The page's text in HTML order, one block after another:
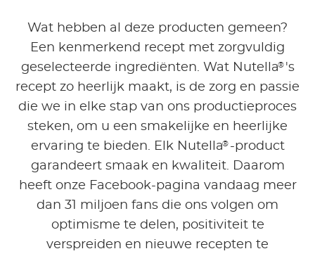
Wat hebben al deze producten gemeen?
Een kenmerkend recept met zorgvuldig
geselecteerde ingrediënten. Wat Nutella® 's
recept zo heerlijk maakt, is de zorg en passie
die we in elke stap van ons productieproces
steken, om u een smakelijke en heerlijke
ervaring te bieden. Elk Nutella® -product
garandeert smaak en kwaliteit. Daarom
heeft onze Facebook-pagina vandaag meer
dan 31 miljoen fans die ons volgen om
optimisme te delen, positiviteit te
verspreiden en nieuwe recepten te